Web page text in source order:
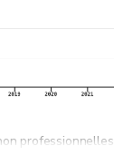
professionnelles